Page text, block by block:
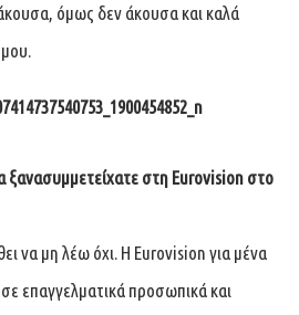
όμως δεν άκουσα και καλά
ξανασυμμετείχατε στη Eurovision στο
να μη λέω όχι. Η Eurοvision για μένα
επαγγελματικά προσωπικά και